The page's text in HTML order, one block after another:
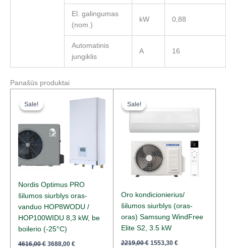
El. galingumas
(nom.)
kW 0,88
Automatinis
jungiklis
A 16
Panašūs produktai
Sale!
Sale!
Nordis Optimus PRO
šilumos siurblys oras-
vanduo HOP8WODU /
HOP100WIDU 8,3 kW, be
boilerio (-25°C)
4616,00€ 3688,00 €
price
Sale!
Sale!
Oro kondicionierius/
šilumos siurblys (oras-
oras) Samsung WindFree
Elite S2, 3.5 kW
2219,00€ 1553,30 €